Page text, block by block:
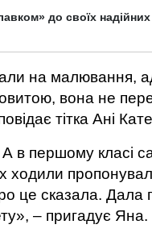
до своїх
на малювання,
вона не
тітка Ані
в першому класі
це сказала. Дала
– пригадує Яна.